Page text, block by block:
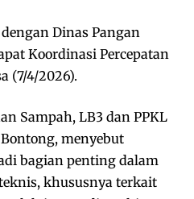
Dinas Pangan
Koordinasi Percepatan
(7/4/2026).
Sampah, LB3 dan PPKL
menyebut
bagian penting dalam
khususnya terkait